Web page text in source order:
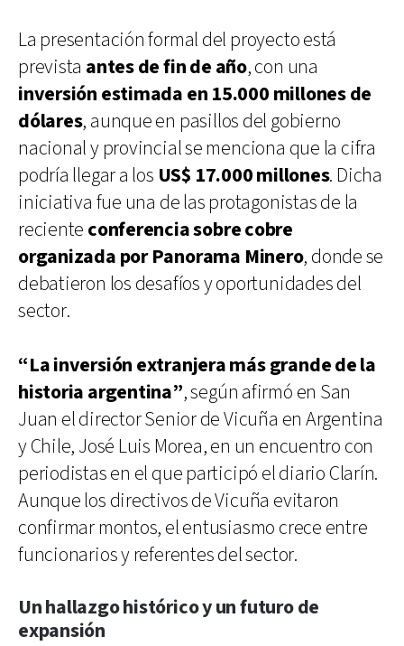
La presentación formal del proyecto está
prevista antes de fin de año, con una
inversión estimada en 15.000 millones de
dólares, aunque en pasillos del gobierno
nacional y provincial se menciona que la cifra
podría llegar a los US$ 17.000 millones. Dicha
iniciativa fue una de las protagonistas de la
reciente conferencia sobre cobre
organizada por Panorama Minero, donde se
debatieron los desafíos y oportunidades del
sector.
“La inversión extranjera más grande de la
historia argentina”, según afirmó en San
Juan el director Senior de Vicuña en Argentina
y Chile, José Luis Morea, en un encuentro con
periodistas en el que participó el diario Clarín.
Aunque los directivos de Vicuña evitaron
confirmar montos, el entusiasmo crece entre
funcionarios y referentes del sector.
Un hallazgo histórico y un futuro de
expansión